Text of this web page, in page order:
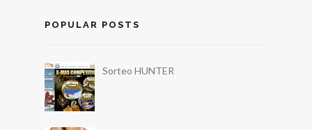
POPULAR POSTS
Sorteo HUNTER